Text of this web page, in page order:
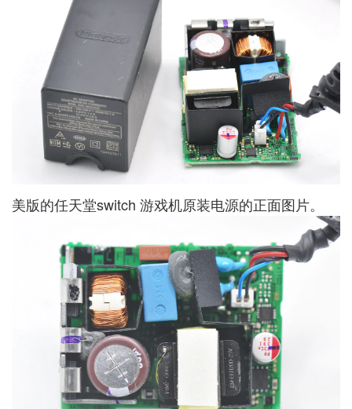
美版的任天堂switch 游戏机原装电源的正面图片。